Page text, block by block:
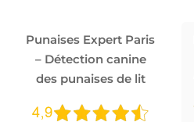
Punaises Expert Paris
– Détection canine
des punaises de lit